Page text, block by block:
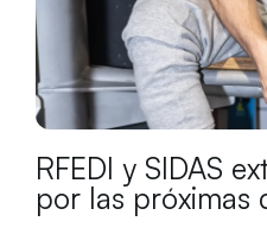
RFEDI y SIDAS
por las próximas